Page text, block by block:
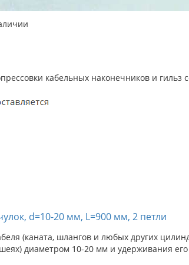
кабельных наконечников и гильз
d=10-20 мм, L=900 мм, 2 петли
(каната, шлангов и любых других
диаметром 10-20 мм и удерживания